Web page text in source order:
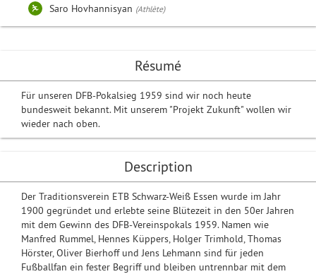
Résumé
Für unseren DFB-Pokalsieg 1959 sind wir noch heute
bundesweit bekannt. Mit unserem "Projekt Zukunft" wollen wir
wieder nach oben.
Description
Der Traditionsverein ETB Schwarz-Weiß Essen wurde im Jahr
1900 gegründet und erlebte seine Blütezeit in den 50er Jahren
mit dem Gewinn des DFB-Vereinspokals 1959. Namen wie
Manfred Rummel, Hennes Küppers, Holger Trimhold, Thomas
Hörster, Oliver Bierhoff und Jens Lehmann sind für jeden
Fußballfan ein fester Begriff und bleiben untrennbar mit dem
Saro Hovhannisyan (Athlète)